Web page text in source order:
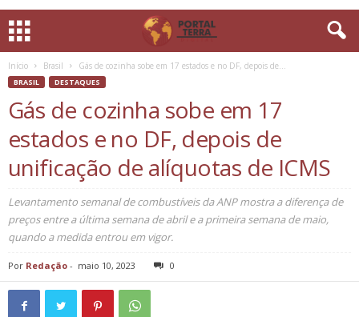
Início Brasil Gás de cozinha sobe em 17 estados e no DF, depois de...
BRASIL DESTAQUES
Gás de cozinha sobe em 17
estados e no DF, depois de
unificação de alíquotas de ICMS
Levantamento semanal de combustíveis da ANP mostra a diferença de
preços entre a última semana de abril e a primeira semana de maio,
quando a medida entrou em vigor.
Por Redação - maio 10, 2023 0